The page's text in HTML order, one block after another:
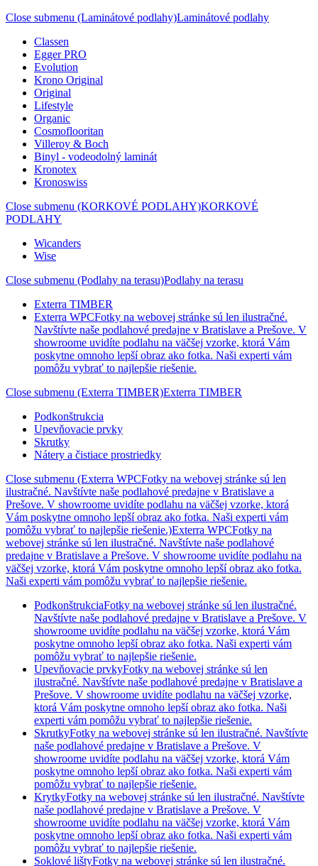
Close submenu (Laminátové podlahy)Laminátové podlahy
Classen
Egger PRO
Evolution
Krono Original
Original
Lifestyle
Organic
Cosmoflooritan
Villeroy & Boch
Binyl - vodeodolný laminát
Kronotex
Kronoswiss
Close submenu (KORKOVÉ PODLAHY)KORKOVÉ
PODLAHY
Wicanders
Wise
Close submenu (Podlahy na terasu)Podlahy na terasu
Exterra TIMBER
Exterra WPCFotky na webovej stránke sú len ilustračné.
Navštívte naše podlahové predajne v Bratislave a Prešove. V
showroome uvidíte podlahu na väčšej vzorke, ktorá Vám
poskytne omnoho lepší obraz ako fotka. Naši experti vám
pomôžu vybrať to najlepšie riešenie.
Close submenu (Exterra TIMBER)Exterra TIMBER
Podkonštrukcia
Upevňovacie prvky
Skrutky
Nátery a čistiace prostriedky
Close submenu (Exterra WPCFotky na webovej stránke sú len
ilustračné. Navštívte naše podlahové predajne v Bratislave a
Prešove. V showroome uvidíte podlahu na väčšej vzorke, ktorá
Vám poskytne omnoho lepší obraz ako fotka. Naši experti vám
pomôžu vybrať to najlepšie riešenie.)Exterra WPCFotky na
webovej stránke sú len ilustračné. Navštívte naše podlahové
predajne v Bratislave a Prešove. V showroome uvidíte podlahu na
väčšej vzorke, ktorá Vám poskytne omnoho lepší obraz ako fotka.
Naši experti vám pomôžu vybrať to najlepšie riešenie.
PodkonštrukciaFotky na webovej stránke sú len ilustračné.
Navštívte naše podlahové predajne v Bratislave a Prešove. V
showroome uvidíte podlahu na väčšej vzorke, ktorá Vám
poskytne omnoho lepší obraz ako fotka. Naši experti vám
pomôžu vybrať to najlepšie riešenie.
Upevňovacie prvkyFotky na webovej stránke sú len
ilustračné. Navštívte naše podlahové predajne v Bratislave a
Prešove. V showroome uvidíte podlahu na väčšej vzorke,
ktorá Vám poskytne omnoho lepší obraz ako fotka. Naši
experti vám pomôžu vybrať to najlepšie riešenie.
SkrutkyFotky na webovej stránke sú len ilustračné. Navštívte
naše podlahové predajne v Bratislave a Prešove. V
showroome uvidíte podlahu na väčšej vzorke, ktorá Vám
poskytne omnoho lepší obraz ako fotka. Naši experti vám
pomôžu vybrať to najlepšie riešenie.
KrytkyFotky na webovej stránke sú len ilustračné. Navštívte
naše podlahové predajne v Bratislave a Prešove. V
showroome uvidíte podlahu na väčšej vzorke, ktorá Vám
poskytne omnoho lepší obraz ako fotka. Naši experti vám
pomôžu vybrať to najlepšie riešenie.
Soklové lištyFotky na webovej stránke sú len ilustračné.